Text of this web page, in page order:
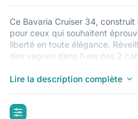
Ce Bavaria Cruiser 34,
pour ceux qui souhaitent
liberté en toute élégance.
des vagues dans l’une des 2
ce voilier est parfait pour
(Gallwik), Flensburg, un point
Allemagne en bateau. Bonne
Lire la description complète
highlights